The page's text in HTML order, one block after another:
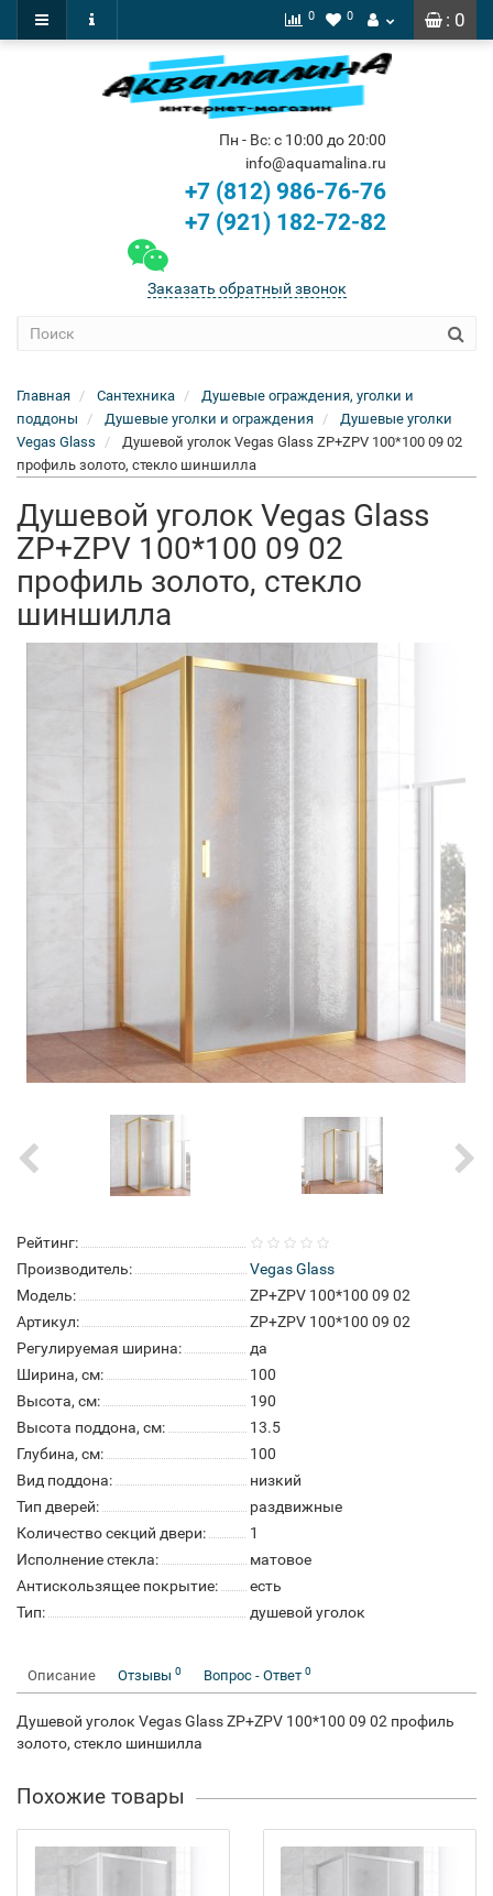
: 0
0 0
Пн - Вс: с 10:00 до 20:00
info@aquamalina.ru
+7 (812) 986-76-76
+7 (921) 182-72-82
Заказать обратный звонок
Главная Сантехника
Душевые ограждения, уголки и
поддоны
Душевые уголки и ограждения
Душевые уголки
Vegas Glass
Душевой уголок Vegas Glass ZP+ZPV 100*100 09 02
профиль золото, стекло шиншилла
Душевой уголок Vegas Glass
ZP+ZPV 100*100 09 02
профиль золото, стекло
шиншилла
Рейтинг:
Производитель:
Vegas Glass
Модель:
ZP+ZPV 100*100 09 02
Артикул:
ZP+ZPV 100*100 09 02
Регулируемая ширина:
да
Ширина, см:
100
Высота, см:
190
Высота поддона, см:
13.5
Глубина, см:
100
Вид поддона:
низкий
Тип дверей:
раздвижные
Количество секций двери:
1
Исполнение стекла:
матовое
Антискользящее покрытие:
есть
Тип:
душевой уголок
Описание Отзывы 0 Вопрос - Ответ 0
Душевой уголок Vegas Glass ZP+ZPV 100*100 09 02 профиль
золото, стекло шиншилла
Похожие товары